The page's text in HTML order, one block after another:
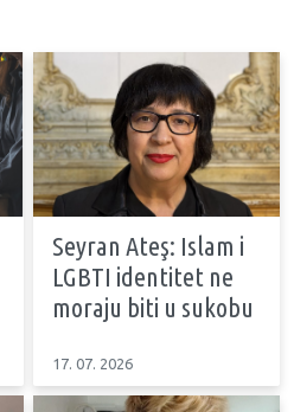
Seyran Ateş: Islam i
LGBTI identitet ne
moraju biti u sukobu
17. 07. 2026